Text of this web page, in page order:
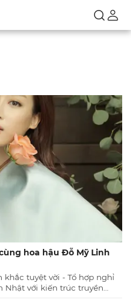
hoa hậu Đỗ Mỹ Linh
tuyệt vời - Tổ hợp nghỉ
Nhật với kiến trúc truyền